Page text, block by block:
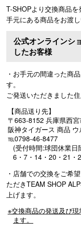
T-SHOPより交換商品
手元にある商品をお渡
公式オンラインシ
したお客様
・お手元の間違った商
す。
ご発送いただきました
【商品送り先】
〒663-8152 兵庫県西
阪神タイガース 商品
℡0798-46-8477
(受付時間:球団休業
6・7・14・20・21・
・店舗での交換をご希
ただきTEAM SHOP
上げます。
※交換商品の発送及び
ます。